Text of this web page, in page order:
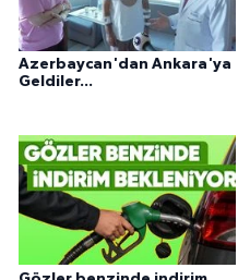
Azerbaycan'dan Ankara'ya
Geldiler...